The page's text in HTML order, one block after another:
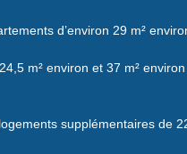
d’environ 29 m²
m² environ et 37 m²
supplémentaires de